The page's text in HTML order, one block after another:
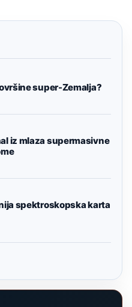
super-Zemalja?
iz mlaza supermasivne
spektroskopska karta